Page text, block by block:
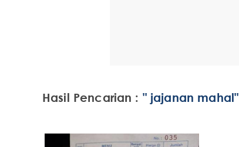
Hasil Pencarian : " jajanan mahal"